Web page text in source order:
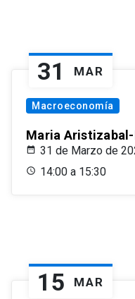
31 MAR
Macroeconomía
Maria Aristizabal-
31 de Marzo de
14:00 a 15:30
15 MAR